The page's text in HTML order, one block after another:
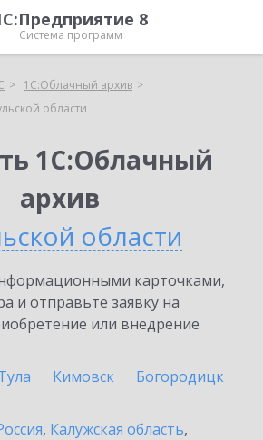
8
Система программ
1С:Облачный архив
области
1С:Облачный
архив
области
карточками,
и отправьте заявку на
или внедрение
Кимовск
Богородицк
, Калужская область,